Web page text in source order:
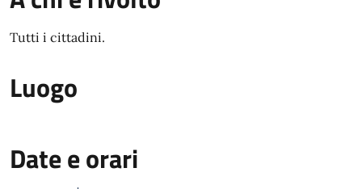
Tutti i cittadini.
Luogo
Date e orari